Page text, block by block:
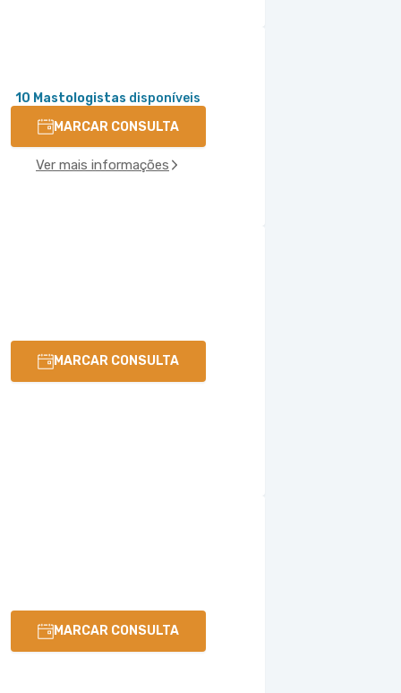
10 Mastologistas disponíveis
MARCAR CONSULTA
Ver mais informações
MARCAR CONSULTA
MARCAR CONSULTA